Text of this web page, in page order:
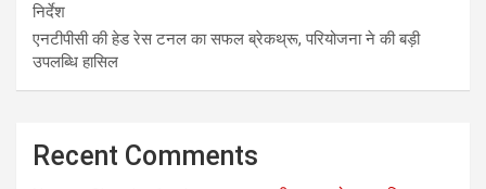
निर्देश
एनटीपीसी की हेड रेस टनल का सफल ब्रेकथ्रू, परियोजना ने की बड़ी
उपलब्धि हासिल
Recent Comments